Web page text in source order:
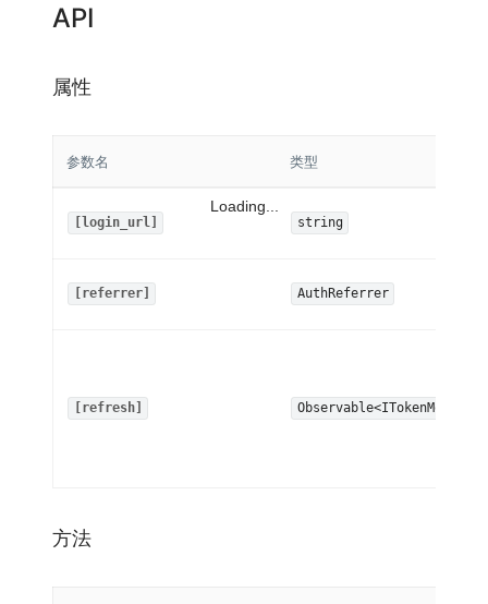
API
属性
参数名 类型
[login_url] string
[referrer] AuthReferrer
[refresh] Observable<ITokenModel>
方法
Loading...